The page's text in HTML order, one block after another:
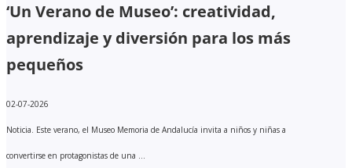
‘Un Verano de Museo’: creatividad,
aprendizaje y diversión para los más
pequeños
02-07-2026
Noticia. Este verano, el Museo Memoria de Andalucía invita a niños y niñas a
convertirse en protagonistas de una ...